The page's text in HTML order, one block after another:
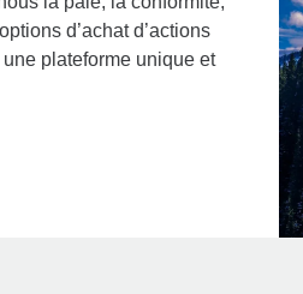
d’achat d’actions
plateforme unique et